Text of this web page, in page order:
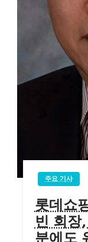
주요 기사
롯데쇼
빈 회장
분에도